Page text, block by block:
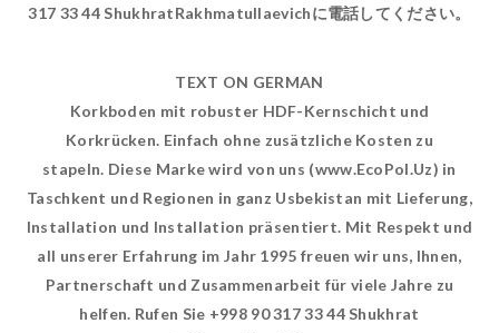
317 33 44 ShukhratRakhmatullaevichに電話してください。
TEXT ON GERMAN
Korkboden mit robuster HDF-Kernschicht und
Korkrücken. Einfach ohne zusätzliche Kosten zu
stapeln. Diese Marke wird von uns (www.EcoPol.Uz) in
Taschkent und Regionen in ganz Usbekistan mit Lieferung,
Installation und Installation präsentiert. Mit Respekt und
all unserer Erfahrung im Jahr 1995 freuen wir uns, Ihnen,
Partnerschaft und Zusammenarbeit für viele Jahre zu
helfen. Rufen Sie +998 90 317 33 44 Shukhrat